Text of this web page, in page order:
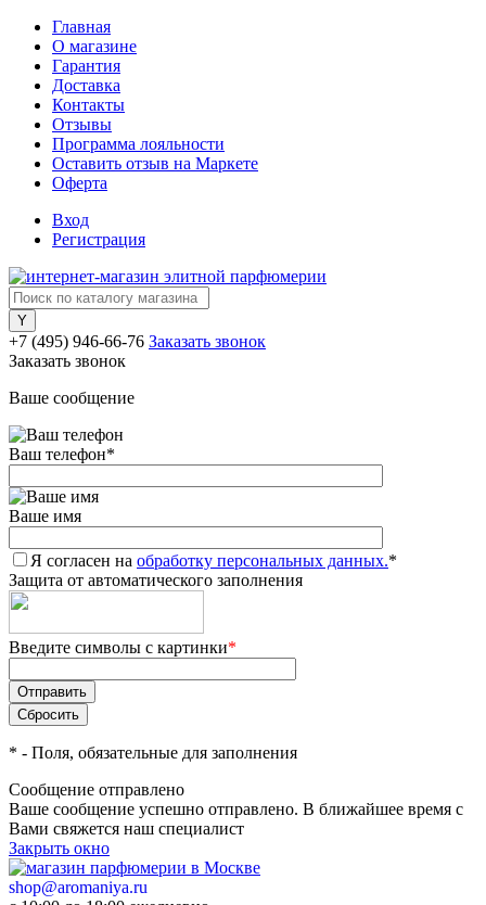
Главная
О магазине
Гарантия
Доставка
Контакты
Отзывы
Программа лояльности
Оставить отзыв на Маркете
Оферта
Вход
Регистрация
+7 (495) 946-66-76 Заказать звонок
Заказать звонок
Ваше сообщение
Ваш телефон*
Ваше имя
Я согласен на обработку персональных данных.*
Защита от автоматического заполнения
Введите символы с картинки*
* - Поля, обязательные для заполнения
Сообщение отправлено
Ваше сообщение успешно отправлено. В ближайшее время с
Вами свяжется наш специалист
Закрыть окно
shop@aromaniya.ru